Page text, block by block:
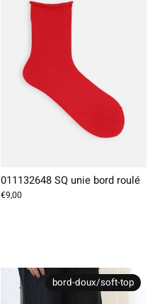
011132648 SQ unie bord roulé
€9,00
bord-doux/soft-top